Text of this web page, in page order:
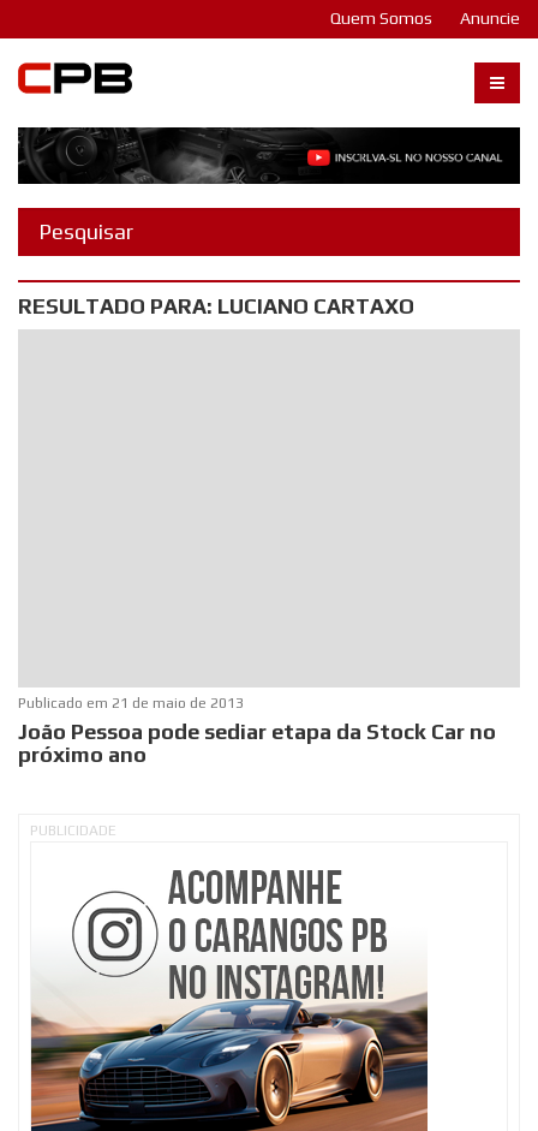
Quem Somos Anuncie
RESULTADO PARA: LUCIANO CARTAXO
Publicado em 21 de maio de 2013
João Pessoa pode sediar etapa da Stock Car no
próximo ano
PUBLICIDADE